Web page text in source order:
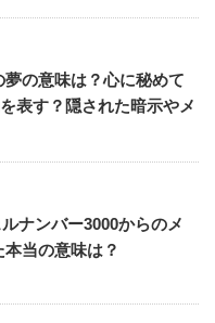
の意味は？心に秘めて
表す？隠された暗示やメ
ルナンバー3000からのメ
当の意味は？